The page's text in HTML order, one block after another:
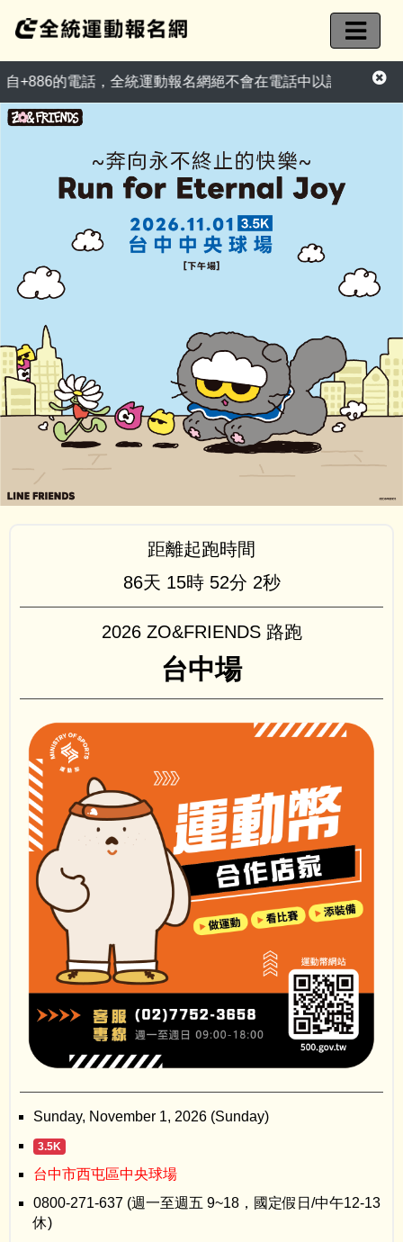
的電話，全統運動報名網絕不會在電話中以訂單異常為由，
距離起跑時間
86天 15時 52分 2秒
2026 ZO&FRIENDS 路跑
台中場
Sunday, November 1, 2026 (Sunday)
3.5K
台中市西屯區中央球場
0800-271-637 (週一至週五 9~18，國定假日/中午12-13
休)